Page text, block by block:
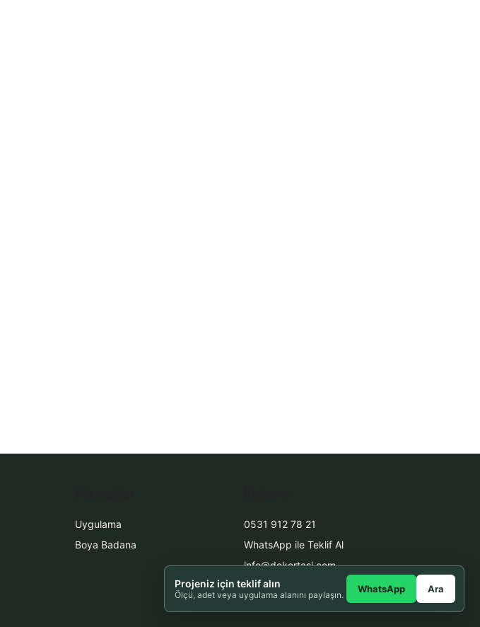
Uygulama
Boya Badana
0531 912 78 21
WhatsApp ile Teklif Al
info@dekortasi.com
Projeniz için teklif alın
Ölçü, adet veya uygulama alanını paylaşın. WhatsApp Ara